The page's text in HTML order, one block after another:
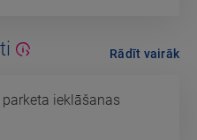
ieklāšanas
Rādīt vairāk